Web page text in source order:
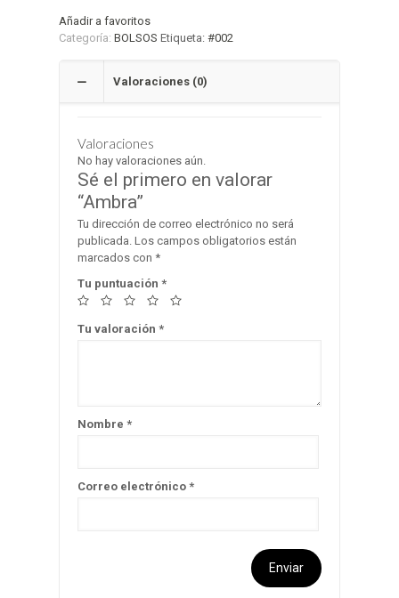
Añadir a favoritos
Categoría: BOLSOS Etiqueta: #002
Valoraciones (0)
Valoraciones
No hay valoraciones aún.
Sé el primero en valorar
“Ambra”
Tu dirección de correo electrónico no será
publicada. Los campos obligatorios están
marcados con *
Tu puntuación *
Tu valoración *
Nombre *
Correo electrónico *